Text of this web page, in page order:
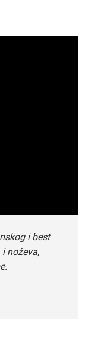
i best
noževa,